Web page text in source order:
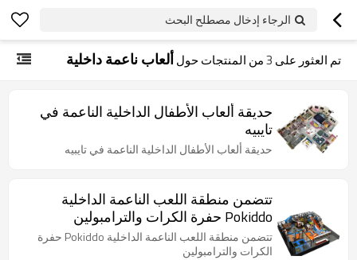
الرجاء إدخال مصطلح البحث
تم العثور على 3من المنتجات حولألعاب ناعمة داخلية
حديقة ألعاب الأطفال الداخلية الناعمة في
تايبيه
حديقة ألعاب الأطفال الداخلية الناعمة في تايبيه
تتضمن منطقة اللعب الناعمة الداخلية
Pokiddo حفرة الكرات والترامبولين
تتضمن منطقة اللعب الناعمة الداخلية Pokiddo حفرة
الكرات والترامبولين